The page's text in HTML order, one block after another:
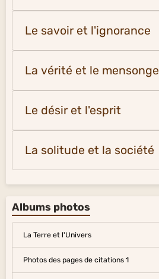
Le savoir et l'ignorance
La vérité et le mensonge
Le désir et l'esprit
La solitude et la société
Albums photos
La Terre et l'Univers
Photos des pages de citations 1